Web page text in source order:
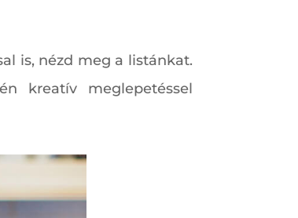
is, nézd meg a listánkat.
kreatív meglepetéssel